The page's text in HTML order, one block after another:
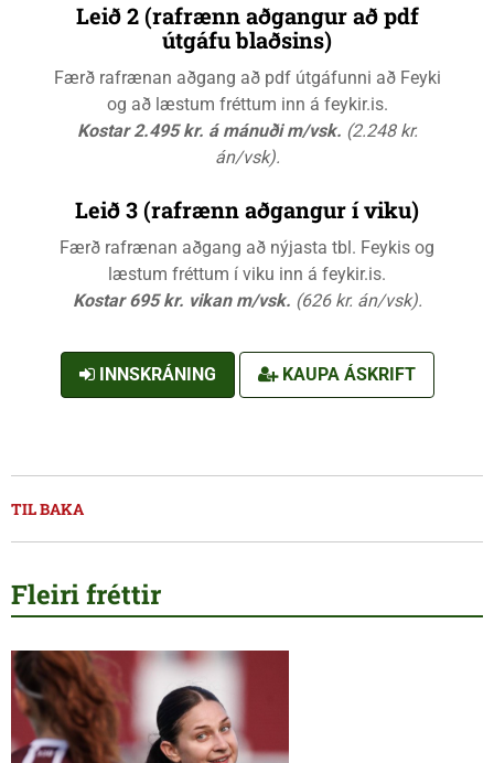
Leið 2 (rafrænn aðgangur að pdf
útgáfu blaðsins)
Færð rafrænan aðgang að pdf útgáfunni að Feyki
og að læstum fréttum inn á feykir.is.
Kostar 2.495 kr. á mánuði m/vsk. (2.248 kr.
án/vsk).
Leið 3 (rafrænn aðgangur í viku)
Færð rafrænan aðgang að nýjasta tbl. Feykis og
læstum fréttum í viku inn á feykir.is.
Kostar 695 kr. vikan m/vsk. (626 kr. án/vsk).
INNSKRÁNING KAUPA ÁSKRIFT
TIL BAKA
Fleiri fréttir